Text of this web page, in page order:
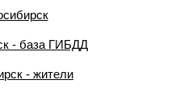
- база ГИБДД
- жители